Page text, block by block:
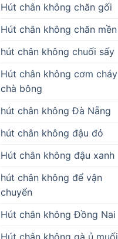
Hút chân không chăn gối
Hút chân không chăn mền
hút chân không chuối sấy
Hút chân không cơm cháy
chà bông
hút chân không Đà Nẵng
hút chân không đậu đỏ
Hút chân không đậu xanh
hút chân không để vận
chuyển
Hút chân không Đồng Nai
Hút chân không gà ủ muối